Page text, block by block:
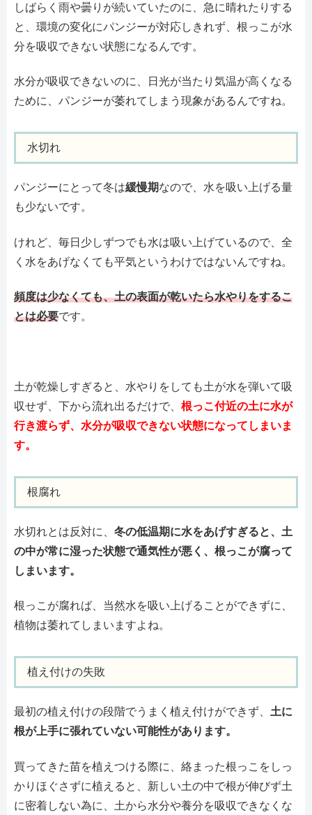
しばらく雨や曇りが続いていたのに、急に晴れたりする
と、環境の変化にパンジーが対応しきれず、根っこが水
分を吸収できない状態になるんです。
水分が吸収できないのに、日光が当たり気温が高くなる
ために、パンジーが萎れてしまう現象があるんですね。
水切れ
パンジーにとって冬は緩慢期なので、水を吸い上げる量
も少ないです。
けれど、毎日少しずつでも水は吸い上げているので、全
く水をあげなくても平気というわけではないんですね。
頻度は少なくても、土の表面が乾いたら水やりをするこ
とは必要です。
土が乾燥しすぎると、水やりをしても土が水を弾いて吸
収せず、下から流れ出るだけで、 根っこ付近の土に水が
行き渡らず、水分が吸収できない状態になってしまいま
す。
根腐れ
水切れとは反対に、 冬の低温期に水をあげすぎると、土
の中が常に湿った状態で通気性が悪く、根っこが腐って
しまいます。
根っこが腐れば、当然水を吸い上げることができずに、
植物は萎れてしまいますよね。
植え付けの失敗
最初の植え付けの段階でうまく植え付けができず、 土に
根が上手に張れていない可能性があります。
買ってきた苗を植えつける際に、絡まった根っこをしっ
かりほぐさずに植えると、新しい土の中で根が伸びず土
に密着しない為に、土から水分や養分を吸収できなくな